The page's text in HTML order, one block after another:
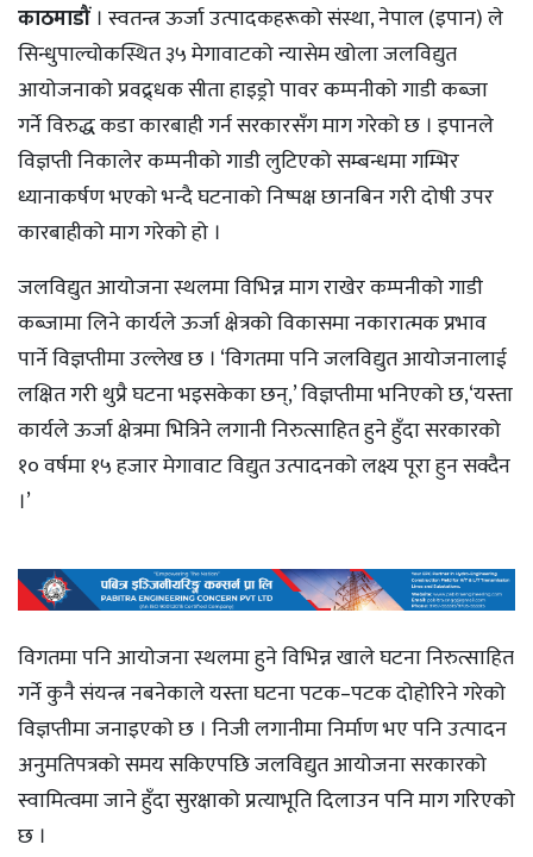
विशेष
काठमाडौं। स्वतन्त्र ऊर्जा उत्पादकहरूको संस्था, नेपाल (इपान) ले
सिन्धुपाल्चोकस्थित ३५ मेगावाटको न्यासेम खोला जलविद्युत
आयोजनाको प्रवद्र्धक सीता हाइड्रो पावर कम्पनीको गाडी कब्जा
गर्ने विरुद्ध कडा कारबाही गर्न सरकारसँग माग गरेको छ । इपानले
विज्ञप्ती निकालेर कम्पनीको गाडी लुटिएको सम्बन्धमा गम्भिर
ध्यानाकर्षण भएको भन्दै घटनाको निष्पक्ष छानबिन गरी दोषी उपर
कारबाहीको माग गरेको हो ।
जलविद्युत आयोजना स्थलमा विभिन्न माग राखेर कम्पनीको गाडी
कब्जामा लिने कार्यले ऊर्जा क्षेत्रको विकासमा नकारात्मक प्रभाव
पार्ने विज्ञप्तीमा उल्लेख छ । ‘विगतमा पनि जलविद्युत आयोजनालाई
लक्षित गरी थुप्रै घटना भइसकेका छन्,’ विज्ञप्तीमा भनिएको छ,‘यस्ता
कार्यले ऊर्जा क्षेत्रमा भित्रिने लगानी निरुत्साहित हुने हुँदा सरकारको
१० वर्षमा १५ हजार मेगावाट विद्युत उत्पादनको लक्ष्य पूरा हुन सक्दैन
।’
विगतमा पनि आयोजना स्थलमा हुने विभिन्न खाले घटना निरुत्साहित
गर्ने कुनै संयन्त्र नबनेकाले यस्ता घटना पटक–पटक दोहोरिने गरेको
विज्ञप्तीमा जनाइएको छ । निजी लगानीमा निर्माण भए पनि उत्पादन
अनुमतिपत्रको समय सकिएपछि जलविद्युत आयोजना सरकारको
स्वामित्वमा जाने हुँदा सुरक्षाको प्रत्याभूति दिलाउन पनि माग गरिएको
छ ।